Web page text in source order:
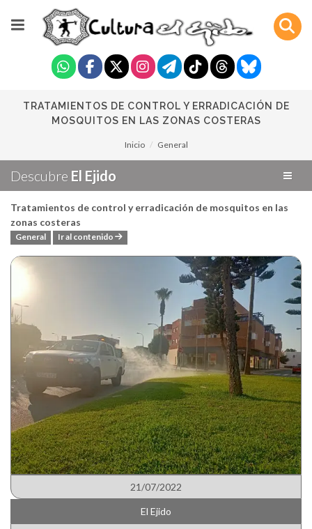
TRATAMIENTOS DE CONTROL Y ERRADICACIÓN DE
MOSQUITOS EN LAS ZONAS COSTERAS
Inicio General
Descubre El Ejido
Tratamientos de control y erradicación de mosquitos en las
zonas costeras
General Ir al contenido
21/07/2022
El Ejido